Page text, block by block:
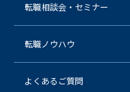
転職相談会・セミナー
転職ノウハウ
よくあるご質問